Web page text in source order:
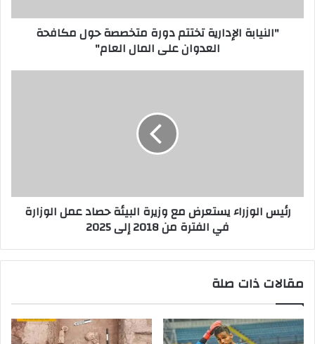
"النيابة الإدارية تختتم دورة متخصصة حول مكافحة
العدوان على المال العام"
رئيس الوزراء يستعرض مع وزيرة البيئة حصاد عمل الوزارة
في الفترة من 2018 إلى 2025
مقالات ذات صلة